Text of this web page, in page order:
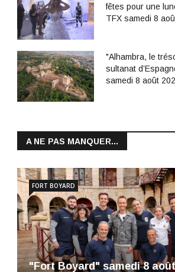
fêtes pour une
TFX samedi 8
"Alhambra, le
sultanat
samedi 8 août
A NE PAS MANQUER...
"Fort Boyard" samedi 8
FORT BOYARD